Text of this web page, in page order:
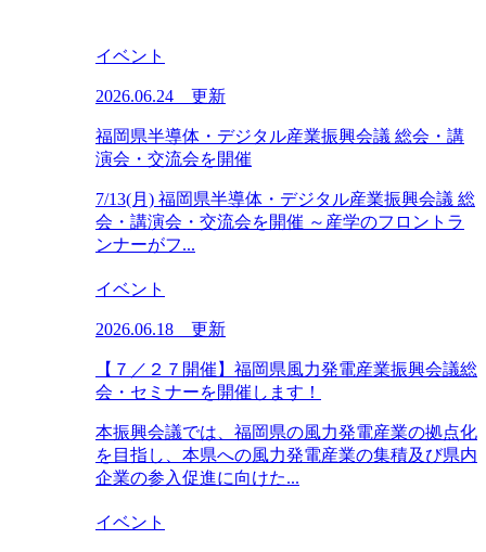
イベント
2026.06.24 更新
福岡県半導体・デジタル産業振興会議 総会・講
演会・交流会を開催
7/13(月) 福岡県半導体・デジタル産業振興会議 総
会・講演会・交流会を開催 ～産学のフロントラ
ンナーがフ...
イベント
2026.06.18 更新
【７／２７開催】福岡県風力発電産業振興会議総
会・セミナーを開催します！
本振興会議では、福岡県の風力発電産業の拠点化
を目指し、本県への風力発電産業の集積及び県内
企業の参入促進に向けた...
イベント